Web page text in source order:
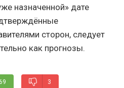
назначенной» дате
сторон, следует
как прогнозы.
69 3